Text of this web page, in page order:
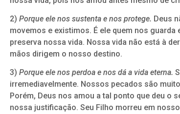
2) Porque ele nos sustenta e nos protege. Deus
movemos e existimos. É ele quem nos
preserva nossa vida. Nossa vida não está à
mãos dirigem o nosso destino.
3) Porque ele nos perdoa e nos dá a vida eterna.
irremediavelmente. Nossos pecados são
Porém, Deus nos amou a tal ponto que deu
nossa justificação. Seu Filho morreu em